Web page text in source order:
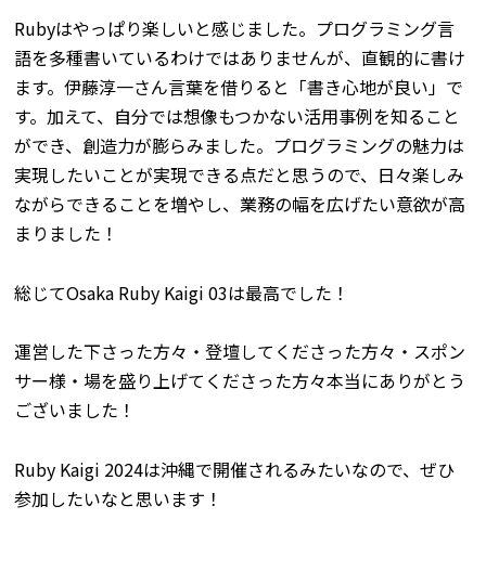
Rubyはやっぱり楽しいと感じました。プログラミング言
語を多種書いているわけではありませんが、直観的に書け
ます。伊藤淳一さん言葉を借りると「書き心地が良い」で
す。加えて、自分では想像もつかない活用事例を知ること
ができ、創造力が膨らみました。プログラミングの魅力は
実現したいことが実現できる点だと思うので、日々楽しみ
ながらできることを増やし、業務の幅を広げたい意欲が高
まりました！
総じてOsaka Ruby Kaigi 03は最高でした！
運営した下さった方々・登壇してくださった方々・スポン
サー様・場を盛り上げてくださった方々本当にありがとう
ございました！
Ruby Kaigi 2024は沖縄で開催されるみたいなので、ぜひ
参加したいなと思います！